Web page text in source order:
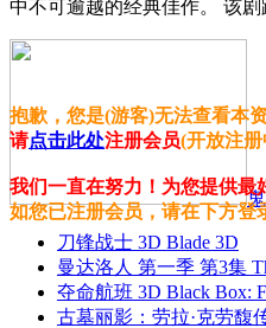
中不可逾越的经典佳作。 该
刀锋战士 3D Blade 3D
曼达洛人 第一季 第3集
夺命航班 3D Black Box:
古墓丽影：劳拉·克劳馥
抱歉，您是(游客)无法查看本
请点击此处注册会员(开放注册
我们一直在努力！为您提供最
如您已注册会员，请在下方登